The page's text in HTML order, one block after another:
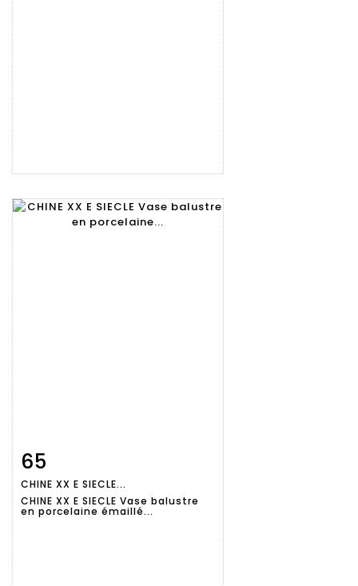
détaillée
65
CHINE XX E SIECLE...
CHINE XX E SIECLE Vase balustre
en porcelaine émaillé...